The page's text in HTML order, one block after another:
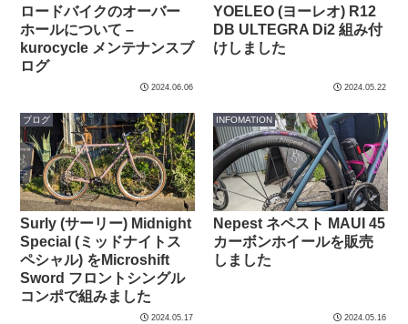
ロードバイクのオーバー
ホールについて –
kurocycle メンテナンスブ
ログ
2024.06.06
YOELEO (ヨーレオ) R12
DB ULTEGRA Di2 組み付
けしました
2024.05.22
ブログ
Surly (サーリー) Midnight
Special (ミッドナイトス
ペシャル) をMicroshift
Sword フロントシングル
コンポで組みました
2024.05.17
INFOMATION
Nepest ネペスト MAUI 45
カーボンホイールを販売
しました
2024.05.16